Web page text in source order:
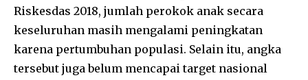
Riskesdas 2018, jumlah perokok anak secara
keseluruhan masih mengalami peningkatan
karena pertumbuhan populasi. Selain itu, angka
tersebut juga belum mencapai target nasional